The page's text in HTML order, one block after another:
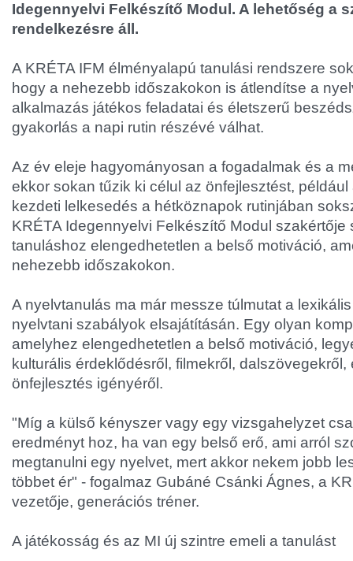
Idegennyelvi Felkészítő Modul. A lehetőség a
rendelkezésre áll.
A KRÉTA IFM élményalapú tanulási rendszere
hogy a nehezebb időszakokon is átlendítse a
alkalmazás játékos feladatai és életszerű
gyakorlás a napi rutin részévé válhat.
Az év eleje hagyományosan a fogadalmak és a
ekkor sokan tűzik ki célul az önfejlesztést, például
kezdeti lelkesedés a hétköznapok rutinjában
KRÉTA Idegennyelvi Felkészítő Modul szakértője
tanuláshoz elengedhetetlen a belső motiváció,
nehezebb időszakokon.
A nyelvtanulás ma már messze túlmutat a
nyelvtani szabályok elsajátításán. Egy olyan
amelyhez elengedhetetlen a belső motiváció,
kulturális érdeklődésről, filmekről, dalszövegekről,
önfejlesztés igényéről.
"Míg a külső kényszer vagy egy vizsgahelyzet
eredményt hoz, ha van egy belső erő, ami arról
megtanulni egy nyelvet, mert akkor nekem jobb
többet ér" - fogalmaz Gubáné Csánki Ágnes, a
vezetője, generációs tréner.
A játékosság és az MI új szintre emeli a tanulást